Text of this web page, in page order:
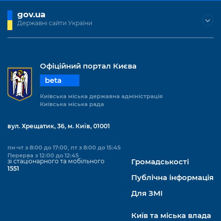
Підприємства, установи, організації
Kyiv International Relations
Гендерна політика
Безбар'єрність
Київська міська військова адміністрація
Портал Захисників та Захисниць
Безбар'єрність
Міський застосунок Київ Цифровий
Важливе під час воєнного стану
Важливе під час воєнного стану
gov.ua
Державні сайти України
Офіційний портал Києва
beta
Київська міська державна адміністрація
Київська міська рада
вул. Хрещатик, 36, м. Київ, 01001
пн-чт з 8:00 до 17:00, пт з 8:00 до 15:45
Перерва з 12:00 до 12:45
зі стаціонарного та мобільного
1551
Громадськості
Публічна інформація
Для ЗМІ
Київ та міська влада